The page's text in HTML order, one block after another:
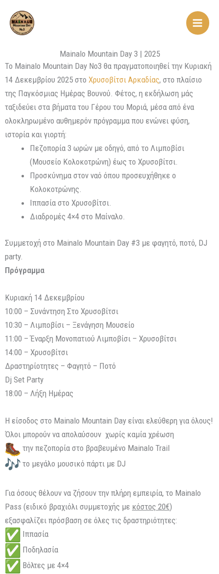
content
Main
Το Mainalo Mountain Day No3 θα πραγματοποιηθεί την Κυριακή
14 Δεκεμβρίου 2025 στο Χρυσοβίτσι Αρκαδίας, στο πλαίσιο
της Παγκόσμιας Ημέρας Βουνού. Φέτος, η εκδήλωση μάς
ταξιδεύει στα βήματα του Γέρου του Μοριά, μέσα από ένα
ολοκληρωμένο αυθημερόν πρόγραμμα που ενώνει φύση,
ιστορία και γιορτή:
Πεζοπορία 3 ωρών με οδηγό, από το Λιμποβίσι
(Μουσείο Κολοκοτρώνη) έως το Χρυσοβίτσι.
Προσκύνημα στον ναό όπου προσευχήθηκε ο
Κολοκοτρώνης.
Ιππασία στο Χρυσοβίτσι.
Διαδρομές 4×4 στο Μαίναλο.
Συμμετοχή στο Mainalo Mountain Day #3 με φαγητό, ποτό, DJ
party.
Πρόγραμμα
Κυριακή 14 Δεκεμβρίου
10:00 – Συνάντηση Στο Χρυσοβίτσι
10:30 – Λιμποβίσι – Ξενάγηση Μουσείο
11:00 – Έναρξη Μονοπατιού Λιμποβίσι – Χρυσοβίτσι
14:00 – Χρυσοβίτσι
Δραστηρίοτητες – Φαγητό – Ποτό
Dj Set Party
18:00 – Λήξη Ημέρας
Η είσοδος στο Mainalo Mountain Day είναι ελεύθερη για όλους!
Όλοι μπορούν να απολαύσουν χωρίς καμία χρέωση
την πεζοπορία στο βραβευμένο Mainalo Trail
το μεγάλο μουσικό πάρτι με DJ
Για όσους θέλουν να ζήσουν την πλήρη εμπειρία, το Mainalo
Pass (ειδικό βραχιόλι συμμετοχής με κόστος 20€)
εξασφαλίζει πρόσβαση σε όλες τις δραστηριότητες:
Ιππασία
Ποδηλασία
Βόλτες με 4×4
Mainalo Mountain Day 3 | 2025